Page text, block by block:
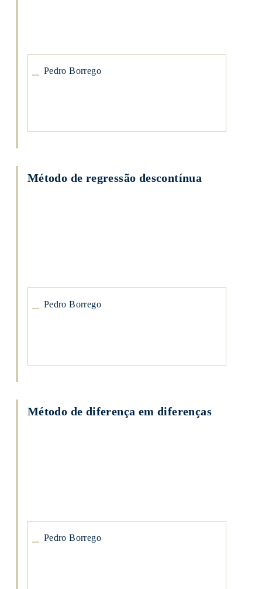
Pedro Borrego
Método de regressão descontínua
Pedro Borrego
Método de diferença em diferenças
Pedro Borrego